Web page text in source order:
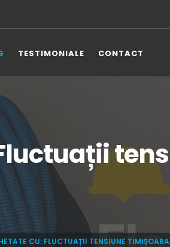
TESTIMONIALE CONTACT
CU: FLUCTUAȚII TENSIUNE TIMIȘOARA